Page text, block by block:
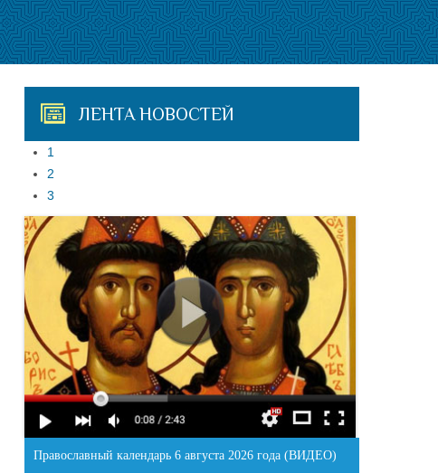
ЛЕНТА НОВОСТЕЙ
1
2
3
Православный календарь 6 августа 2026 года (ВИДЕО)